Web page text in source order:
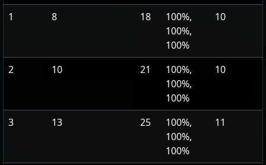
1 8 18
100%,
100%,
100%
10
2 10 21
100%,
100%,
100%
10
3 13 25
100%,
100%,
100%
11